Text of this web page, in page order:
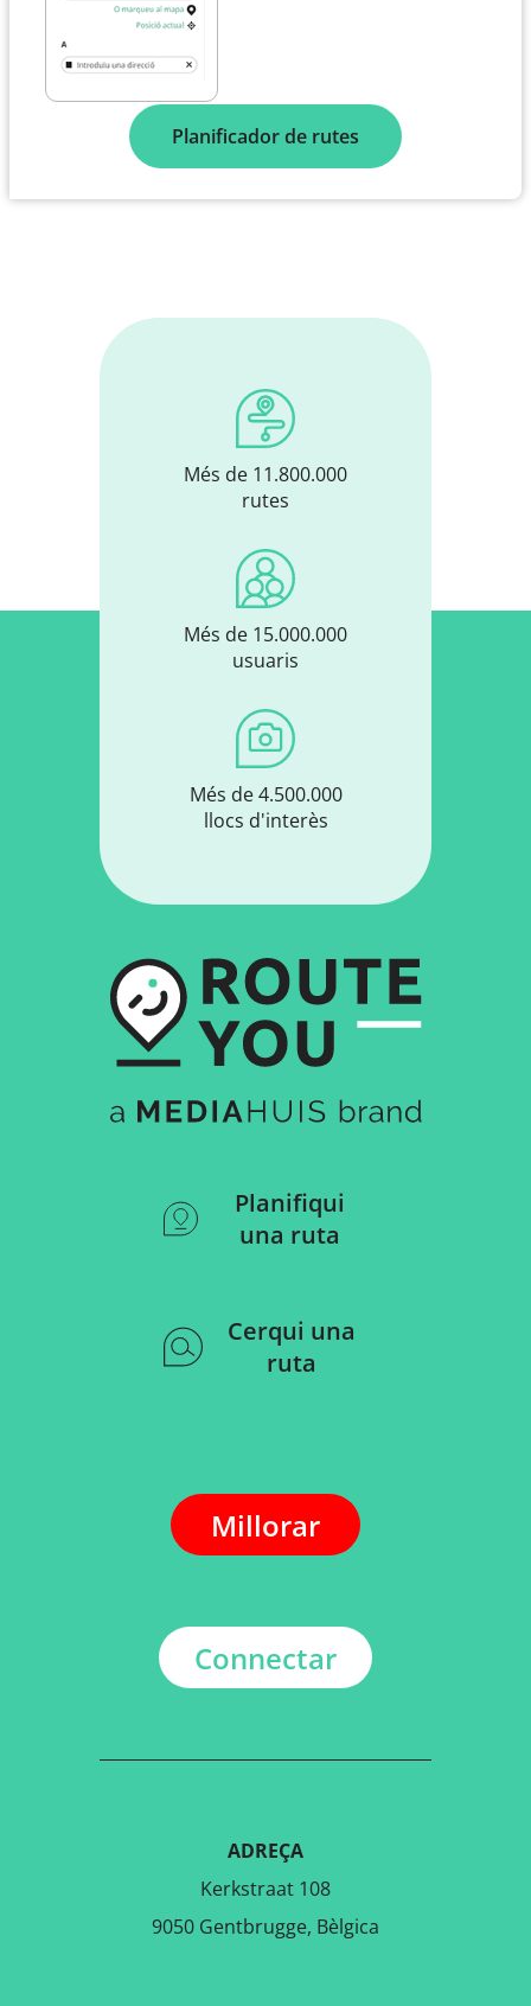
Planificador de rutes
Més de 11.800.000
rutes
Més de 15.000.000
usuaris
Més de 4.500.000
llocs d'interès
Planifiqui
una ruta
Cerqui una
ruta
Millorar
Connectar
ADREÇA
Kerkstraat 108
9050 Gentbrugge, Bèlgica